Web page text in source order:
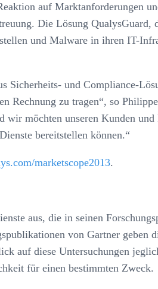
auf Marktanforderungen
Die Lösung
und Malware in ihren IT-
Sicherheits- und Compliance-
Rechnung zu tragen“, so
möchten unseren Kunden
bereitstellen können.“
marketscope2013.
aus, die in seinen
von Gartner
auf diese Untersuchungen
für einen bestimmten Zweck.